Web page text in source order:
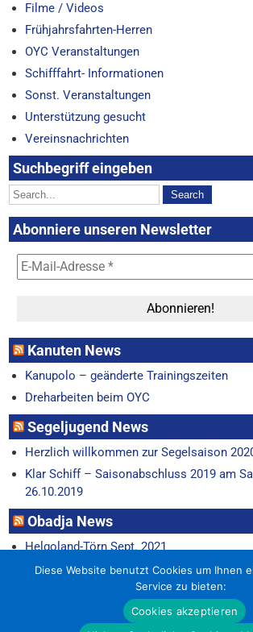
Filme / Videos
Frühjahrsfahrten-Herren
OYC Veranstaltungen
Schifffahrt- Informationen
Sonst. Veranstaltungen
Unterstützung gesucht
Vereinsnachrichten
Suchbegriff eingeben
Abonniere unseren Newsletter
Kanuten News
Kanupolo – geänderte Trainingszeiten
Dreharbeiten beim OYC
Segeljugend News
Herzlich willkommen zur Segelsaison
Klar Schiff – Saisonabschluss 2019 am
26.10.2019
Obadja News
Helgoland-Törn Sept. 2021
Horum-Regatta 22.6.
Diese Website benutzt Cookies um Ihnen
Service zu bieten:
Cookies akzeptieren